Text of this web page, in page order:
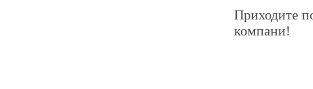
Приходите
компани!